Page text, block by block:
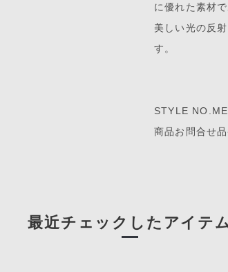
に優れた素材
美しい光の反
す。
STYLE
商品お問合せ
最近チェックしたアイテ